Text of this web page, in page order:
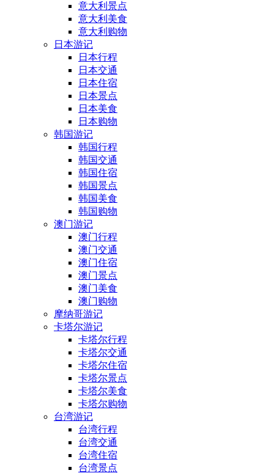
意大利景点
意大利美食
意大利购物
日本游记
日本行程
日本交通
日本住宿
日本景点
日本美食
日本购物
韩国游记
韩国行程
韩国交通
韩国住宿
韩国景点
韩国美食
韩国购物
澳门游记
澳门行程
澳门交通
澳门住宿
澳门景点
澳门美食
澳门购物
摩纳哥游记
卡塔尔游记
卡塔尔行程
卡塔尔交通
卡塔尔住宿
卡塔尔景点
卡塔尔美食
卡塔尔购物
台湾游记
台湾行程
台湾交通
台湾住宿
台湾景点